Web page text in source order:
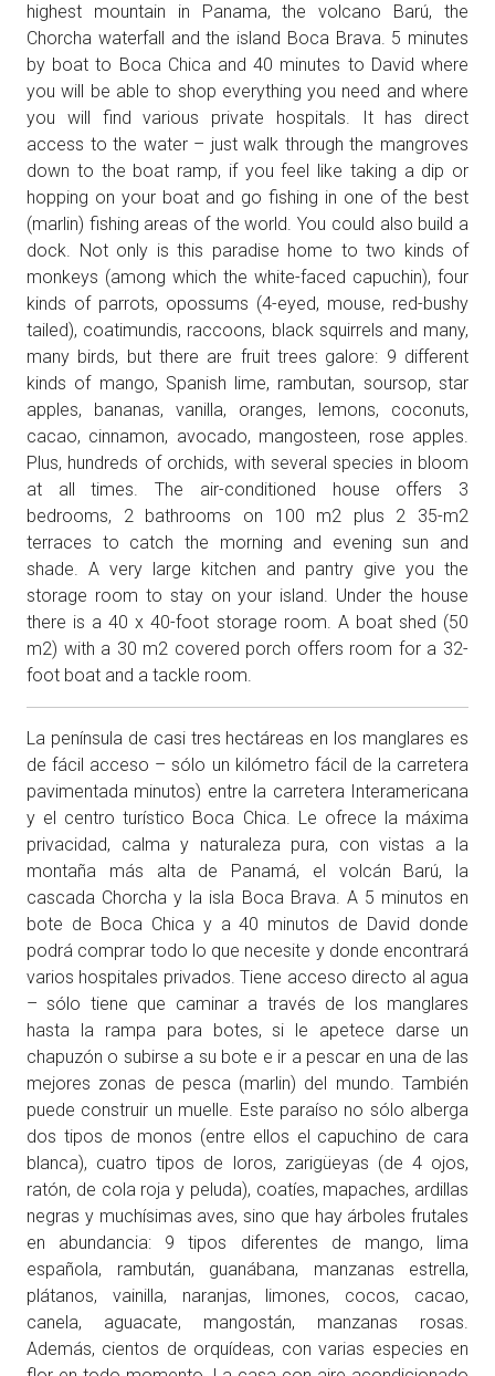
highest mountain in Panama, the volcano Barú, the
Chorcha waterfall and the island Boca Brava. 5 minutes
by boat to Boca Chica and 40 minutes to David where
you will be able to shop everything you need and where
you will find various private hospitals. It has direct
access to the water – just walk through the mangroves
down to the boat ramp, if you feel like taking a dip or
hopping on your boat and go fishing in one of the best
(marlin) fishing areas of the world. You could also build a
dock. Not only is this paradise home to two kinds of
monkeys (among which the white-faced capuchin), four
kinds of parrots, opossums (4-eyed, mouse, red-bushy
tailed), coatimundis, raccoons, black squirrels and many,
many birds, but there are fruit trees galore: 9 different
kinds of mango, Spanish lime, rambutan, soursop, star
apples, bananas, vanilla, oranges, lemons, coconuts,
cacao, cinnamon, avocado, mangosteen, rose apples.
Plus, hundreds of orchids, with several species in bloom
at all times. The air-conditioned house offers 3
bedrooms, 2 bathrooms on 100 m2 plus 2 35-m2
terraces to catch the morning and evening sun and
shade. A very large kitchen and pantry give you the
storage room to stay on your island. Under the house
there is a 40 x 40-foot storage room. A boat shed (50
m2) with a 30 m2 covered porch offers room for a 32-
foot boat and a tackle room.
La península de casi tres hectáreas en los manglares es
de fácil acceso – sólo un kilómetro fácil de la carretera
pavimentada minutos) entre la carretera Interamericana
y el centro turístico Boca Chica. Le ofrece la máxima
privacidad, calma y naturaleza pura, con vistas a la
montaña más alta de Panamá, el volcán Barú, la
cascada Chorcha y la isla Boca Brava. A 5 minutos en
bote de Boca Chica y a 40 minutos de David donde
podrá comprar todo lo que necesite y donde encontrará
varios hospitales privados. Tiene acceso directo al agua
– sólo tiene que caminar a través de los manglares
hasta la rampa para botes, si le apetece darse un
chapuzón o subirse a su bote e ir a pescar en una de las
mejores zonas de pesca (marlin) del mundo. También
puede construir un muelle. Este paraíso no sólo alberga
dos tipos de monos (entre ellos el capuchino de cara
blanca), cuatro tipos de loros, zarigüeyas (de 4 ojos,
ratón, de cola roja y peluda), coatíes, mapaches, ardillas
negras y muchísimas aves, sino que hay árboles frutales
en abundancia: 9 tipos diferentes de mango, lima
española, rambután, guanábana, manzanas estrella,
plátanos, vainilla, naranjas, limones, cocos, cacao,
canela, aguacate, mangostán, manzanas rosas.
Además, cientos de orquídeas, con varias especies en